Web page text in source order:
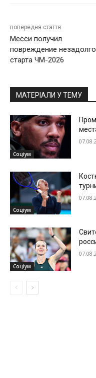
попередня стаття
Месси получил
повреждение
старта ЧМ-2026
МАТЕРІАЛИ У ТЕМУ
Соціум
Соціум
Соціум